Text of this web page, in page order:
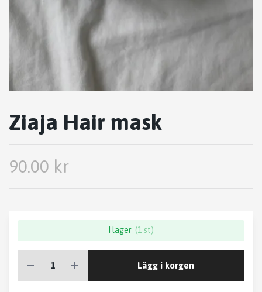
Ziaja Hair mask
90.00 kr
I lager (1 st)
Lägg i korgen